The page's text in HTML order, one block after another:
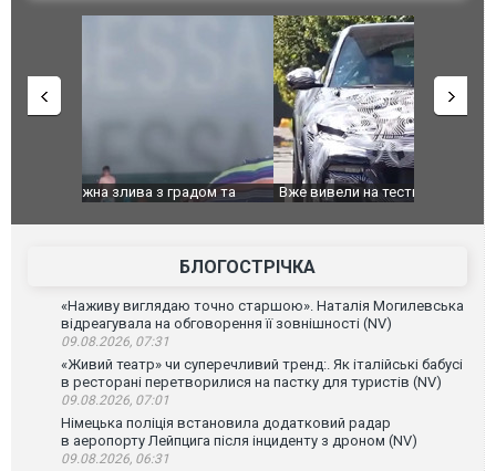
Вже вивели на тести: Ferrari готує оновлення
Вийшов
фільму
БЛОГОСТРІЧКА
«Наживу виглядаю точно старшою». Наталія Могилевська
відреагувала на обговорення її зовнішності (NV)
09.08.2026, 07:31
«Живий театр» чи суперечливий тренд:. Як італійські бабусі
в ресторані перетворилися на пастку для туристів (NV)
09.08.2026, 07:01
Німецька поліція встановила додатковий радар
в аеропорту Лейпцига після інциденту з дроном (NV)
09.08.2026, 06:31